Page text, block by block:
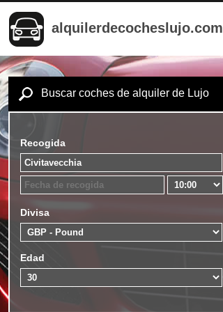
alquilerdecocheslujo.com
Buscar coches de alquiler de Lujo
Recogida
Divisa
Edad